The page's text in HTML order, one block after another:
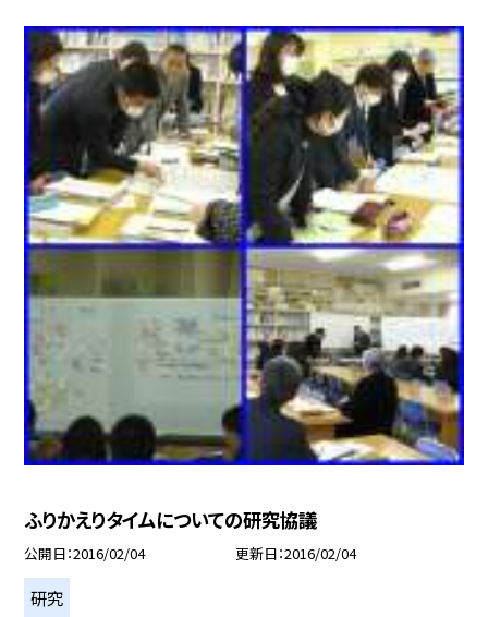
ふりかえりタイムについての研究協議
公開日 2016/02/04 更新日 2016/02/04
研究